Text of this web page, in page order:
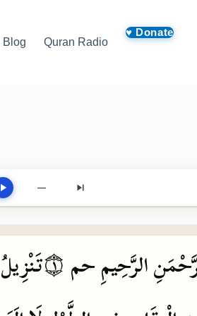
Blog Quran Radio
—
الرَّحِيمِحم ۝١تَنْزِيلُ